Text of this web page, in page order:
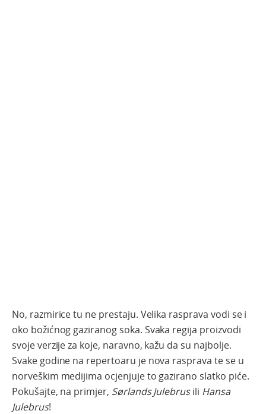
No, razmirice tu ne prestaju. Velika rasprava vodi se i
oko božićnog gaziranog soka. Svaka regija proizvodi
svoje verzije za koje, naravno, kažu da su najbolje.
Svake godine na repertoaru je nova rasprava te se u
norveškim medijima ocjenjuje to gazirano slatko piće.
Pokušajte, na primjer, Sørlands Julebrusili Hansa
Julebrus!